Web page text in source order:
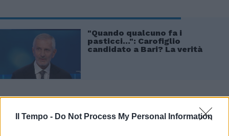
Il Tempo - Do Not Process My Personal Information
"Quando qualcuno fa i
pasticci...": Carofiglio
candidato a Bari? La verità
Morani replica che "la differenza tra noi e la
destra sta nel fatto che il figlio di Salvatore